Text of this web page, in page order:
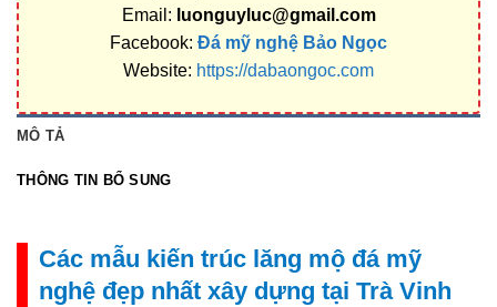
Email: luonguyluc@gmail.com
Facebook: Đá mỹ nghệ Bảo Ngọc
Website: https://dabaongoc.com
MÔ TẢ
THÔNG TIN BỔ SUNG
Các mẫu kiến trúc lăng mộ đá mỹ
nghệ đẹp nhất xây dựng tại Trà Vinh